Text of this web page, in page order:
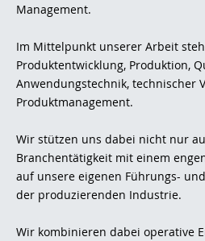
Management.
Im Mittelpunkt unserer Arbeit
Produktentwicklung, Produktion,
Anwendungstechnik, technischer
Produktmanagement.
Wir stützen uns dabei nicht nur
Branchentätigkeit mit einem
auf unsere eigenen Führungs-
der produzierenden Industrie.
Wir kombinieren dabei operative